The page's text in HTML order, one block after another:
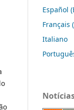
Español
Français
Italiano